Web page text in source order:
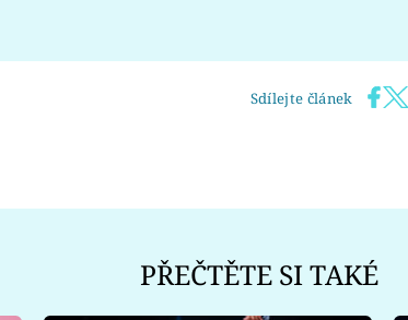
Sdílejte článek
PŘEČTĚTE SI TAKÉ